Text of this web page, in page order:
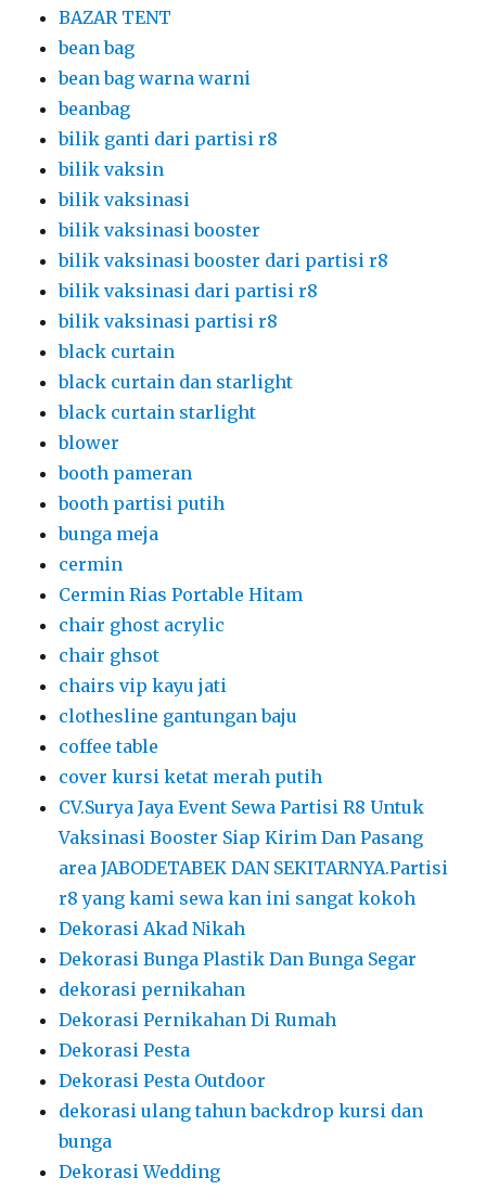
BAZAR TENT
bean bag
bean bag warna warni
beanbag
bilik ganti dari partisi r8
bilik vaksin
bilik vaksinasi
bilik vaksinasi booster
bilik vaksinasi booster dari partisi r8
bilik vaksinasi dari partisi r8
bilik vaksinasi partisi r8
black curtain
black curtain dan starlight
black curtain starlight
blower
booth pameran
booth partisi putih
bunga meja
cermin
Cermin Rias Portable Hitam
chair ghost acrylic
chair ghsot
chairs vip kayu jati
clothesline gantungan baju
coffee table
cover kursi ketat merah putih
CV.Surya Jaya Event Sewa Partisi R8 Untuk
Vaksinasi Booster Siap Kirim Dan Pasang
area JABODETABEK DAN SEKITARNYA.Partisi
r8 yang kami sewa kan ini sangat kokoh
Dekorasi Akad Nikah
Dekorasi Bunga Plastik Dan Bunga Segar
dekorasi pernikahan
Dekorasi Pernikahan Di Rumah
Dekorasi Pesta
Dekorasi Pesta Outdoor
dekorasi ulang tahun backdrop kursi dan
bunga
Dekorasi Wedding